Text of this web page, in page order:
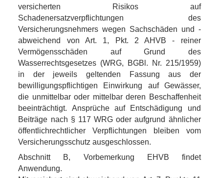
versicherten Risikos auf
Schadenersatzverpflichtungen des
Versicherungsnehmers wegen Sachschäden und -
abweichend von Art. 1, Pkt. 2 AHVB - reiner
Vermögensschäden auf Grund des
Wasserrechtsgesetzes (WRG, BGBl. Nr. 215/1959)
in der jeweils geltenden Fassung aus der
bewilligungspflichtigen Einwirkung auf Gewässer,
die unmittelbar oder mittelbar deren Beschaffenheit
beeinträchtigt. Ansprüche auf Entschädigung und
Beiträge nach § 117 WRG oder aufgrund ähnlicher
öffentlichrechtlicher Verpflichtungen bleiben vom
Versicherungsschutz ausgeschlossen.
Abschnitt B, Vorbemerkung EHVB findet
Anwendung.